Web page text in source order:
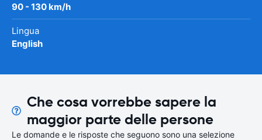
90 - 130 km/h
Lingua
English
Che cosa vorrebbe sapere la
maggior parte delle persone
Le domande e le risposte che seguono sono una selezione